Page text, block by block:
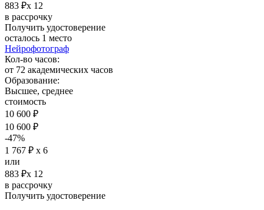
883 ₽х 12
в рассрочку
Получить удостоверение
осталось 1 место
Нейрофотограф
Кол-во часов:
от 72 академических часов
Образование:
Высшее, среднее
стоимость
10 600 ₽
10 600 ₽
-47%
1 767 ₽ х 6
или
883 ₽х 12
в рассрочку
Получить удостоверение